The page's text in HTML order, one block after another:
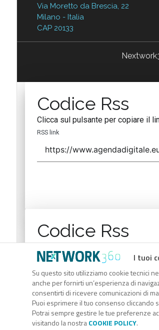
I tuoi
Su questo sito utilizziamo cookie tecnici
anche per fornirti un’esperienza di
consentirti di ricevere comunicazioni di
Puoi esprimere il tuo consenso cliccando
Potrai sempre gestire le tue preferenze
visitando la nostraCOOKIE POLICY.
Via Moretto da Brescia, 22
Milano - Italia
CAP 20133
Codice Rss
Clicca sul pulsante per copiare il
RSS link
Codice Rss
RSS link